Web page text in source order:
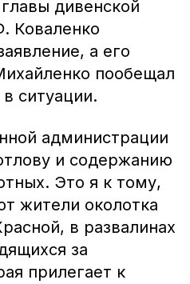
дивенской
Коваленко
а его
пообещал
ситуации.
администрации
и содержанию
Это я к тому,
жители околотка
в развалинах
за
прилегает к